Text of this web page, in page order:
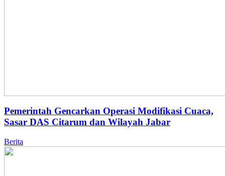
Pemerintah Gencarkan Operasi Modifikasi Cuaca,
Sasar DAS Citarum dan Wilayah Jabar
Berita